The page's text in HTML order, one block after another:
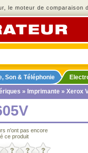
le moteur de comparaison
Son & Téléphonie
» Imprimante » Xerox
n'ont pas encore
ce produit